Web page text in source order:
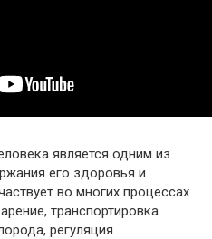
является одним из
его здоровья и
во многих процессах
транспортировка
регуляция